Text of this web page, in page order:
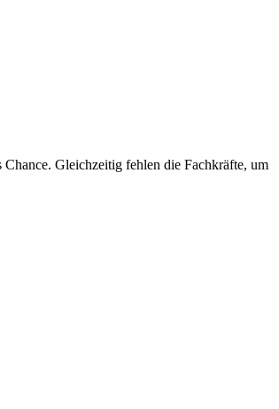
Gleichzeitig fehlen die Fachkräfte, um